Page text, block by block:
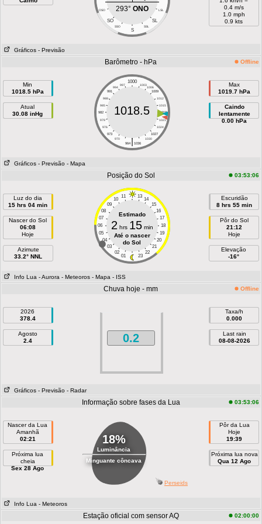
OSO LSL
SO SL
SSO SSL
S
293° ONO
0.4 m/s
1.0 mph
0.9 kts
Gráficos - Previsão
Barômetro - hPa Offline
Min
1018.5 hPa
Atual
30.08 inHg
1000
997 1003
994
1006
991
1009
988
1012
985
1015
982
1018
979
1021
976
1024
973
1027
970
1030
|
964 1036
1018.5
Max
1019.7 hPa
Caindo
lentamente
0.00 hPa
Gráficos - Previsão - Mapa
Posição do Sol 03:53:06
Luz do dia
15 hrs 04 min
Nascer do Sol
06:08
Hoje
Azimute
33.2° NNL
11 13
10
14
09
15
08
16
07
17
06
18
05
19
04
20
03
21
02
22
01 23
Estimado
2 hrs 15min
Até o nascer
do Sol
Escuridão
8 hrs 55 min
Pôr do Sol
21:12
Hoje
Elevação
-16°
Info Lua - Aurora - Meteoros - Mapa - ISS
Chuva hoje - mm Offline
2026
378.4
Agosto
2.4
0.2
Taxa/h
0.000
Last rain
08-08-2026
Gráficos - Previsão - Radar
Informação sobre fases da Lua 03:53:06
Nascer da Lua
Amanhã
02:21
Próxima lua
cheia
Sex 28 Ago
18%
Luminância
Minguante côncava
Pôr da Lua
Hoje
19:39
Próxima lua nova
Qua 12 Ago
Perseids
Info Lua - Meteoros
Estação oficial com sensor AQ 02:00:00